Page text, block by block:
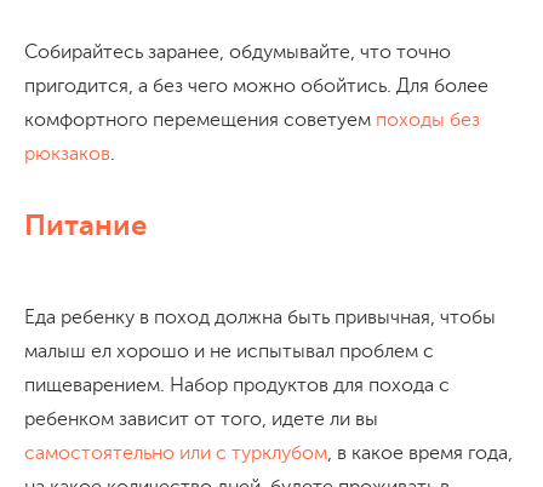
Собирайтесь заранее, обдумывайте, что точно
пригодится, а без чего можно обойтись. Для более
комфортного перемещения советуем походы без
рюкзаков.
Питание
Еда ребенку в поход должна быть привычная, чтобы
малыш ел хорошо и не испытывал проблем с
пищеварением. Набор продуктов для похода с
ребенком зависит от того, идете ли вы
самостоятельно или с турклубом, в какое время года,